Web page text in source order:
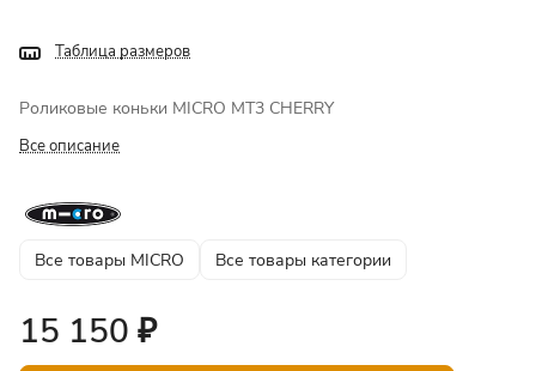
Таблица размеров
Роликовые коньки MICRO MT3 CHERRY
Все описание
Все товары MICRO Все товары категории
15 150 ₽